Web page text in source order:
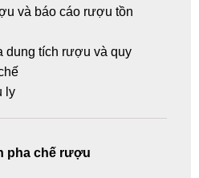
và báo cáo rượu tồn
dung tích rượu và quy
ly
pha chế rượu